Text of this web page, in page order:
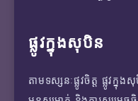
ផ្លូវក្នុងសុបិន
តាមទស្សនៈផ្លូវចិត្ត ផ្លូវក្នុ